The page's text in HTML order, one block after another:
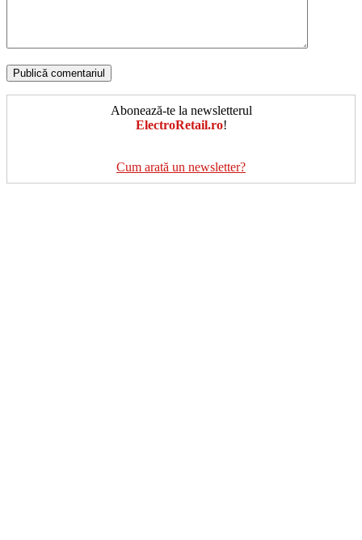
Abonează-te la newsletterul
ElectroRetail.ro!
Cum arată un newsletter?